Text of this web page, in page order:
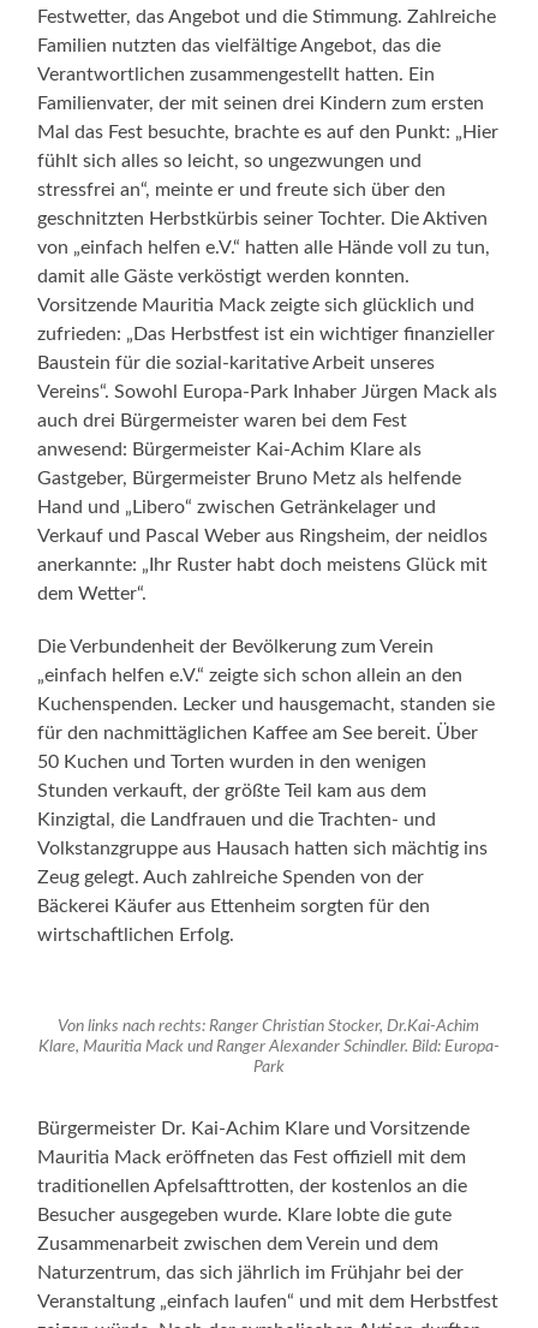
Festwetter, das Angebot und die Stimmung. Zahlreiche
Familien nutzten das vielfältige Angebot, das die
Verantwortlichen zusammengestellt hatten. Ein
Familienvater, der mit seinen drei Kindern zum ersten
Mal das Fest besuchte, brachte es auf den Punkt: „Hier
fühlt sich alles so leicht, so ungezwungen und
stressfrei an“, meinte er und freute sich über den
geschnitzten Herbstkürbis seiner Tochter. Die Aktiven
von „einfach helfen e.V.“ hatten alle Hände voll zu tun,
damit alle Gäste verköstigt werden konnten.
Vorsitzende Mauritia Mack zeigte sich glücklich und
zufrieden: „Das Herbstfest ist ein wichtiger finanzieller
Baustein für die sozial-karitative Arbeit unseres
Vereins“. Sowohl Europa-Park Inhaber Jürgen Mack als
auch drei Bürgermeister waren bei dem Fest
anwesend: Bürgermeister Kai-Achim Klare als
Gastgeber, Bürgermeister Bruno Metz als helfende
Hand und „Libero“ zwischen Getränkelager und
Verkauf und Pascal Weber aus Ringsheim, der neidlos
anerkannte: „Ihr Ruster habt doch meistens Glück mit
dem Wetter“.
Die Verbundenheit der Bevölkerung zum Verein
„einfach helfen e.V.“ zeigte sich schon allein an den
Kuchenspenden. Lecker und hausgemacht, standen sie
für den nachmittäglichen Kaffee am See bereit. Über
50 Kuchen und Torten wurden in den wenigen
Stunden verkauft, der größte Teil kam aus dem
Kinzigtal, die Landfrauen und die Trachten- und
Volkstanzgruppe aus Hausach hatten sich mächtig ins
Zeug gelegt. Auch zahlreiche Spenden von der
Bäckerei Käufer aus Ettenheim sorgten für den
wirtschaftlichen Erfolg.
Von links nach rechts: Ranger Christian Stocker, Dr.Kai-Achim
Klare, Mauritia Mack und Ranger Alexander Schindler. Bild: Europa-
Park
Bürgermeister Dr. Kai-Achim Klare und Vorsitzende
Mauritia Mack eröffneten das Fest offiziell mit dem
traditionellen Apfelsafttrotten, der kostenlos an die
Besucher ausgegeben wurde. Klare lobte die gute
Zusammenarbeit zwischen dem Verein und dem
Naturzentrum, das sich jährlich im Frühjahr bei der
Veranstaltung „einfach laufen“ und mit dem Herbstfest